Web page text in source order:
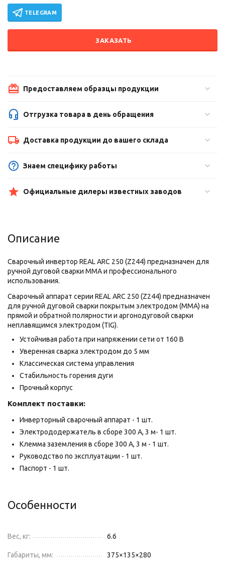
TELEGRAM
ЗАКАЗАТЬ
Предоставляем образцы продукции
Отгрузка товара в день обращения
Доставка продукции до вашего склада
Знаем специфику работы
Официальные дилеры известных заводов
Описание
Сварочный инвертор REAL ARC 250 (Z244) предназначен для
ручной дуговой сварки MMA и профессионального
использования.
Сварочный аппарат серии REAL ARC 250 (Z244) предназначен
для ручной дуговой сварки покрытым электродом (MMA) на
прямой и обратной полярности и аргонодуговой сварки
неплавящимся электродом (TIG).
Устойчивая работа при напряжении сети от 160 В
Уверенная сварка электродом до 5 мм
Классическая система управления
Стабильность горения дуги
Прочный корпус
Комплект поставки:
Инверторный сварочный аппарат - 1 шт.
Электрододержатель в сборе 300 А, 3 м- 1 шт.
Клемма заземления в сборе 300 А, 3 м - 1 шт.
Руководство по эксплуатации - 1 шт.
Паспорт - 1 шт.
Особенности
Вес, кг: 6.6
Габариты, мм: 375×135×280